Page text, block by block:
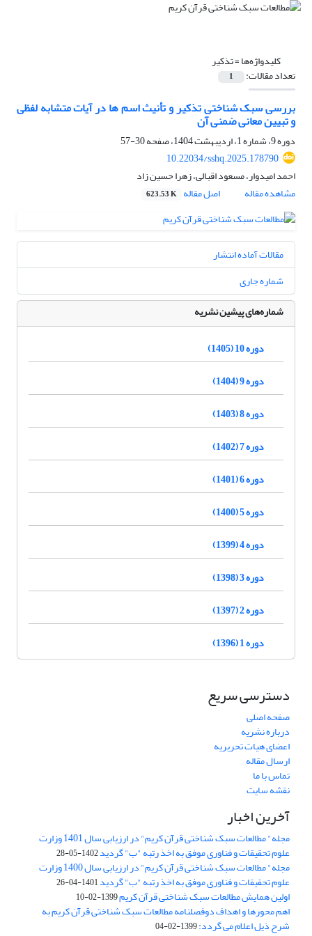
کلیدواژه‌ها =تذکیر
تعداد مقالات: 1
بررسی سبک شناختی تذکیر و تأنیث اسم ها در آیات متشابه لفظی
و تبیین معانی ضمنی آن
دوره 9، شماره 1، اردیبهشت 1404، صفحه
30-57
10.22034/sshq.2025.178790
احمد امیدوار، مسعود اقبالی، زهرا حسین زاد
مشاهده مقاله
اصل مقاله 623.53 K
مقالات آماده انتشار
شماره جاری
شماره‌های پیشین نشریه
دوره 10 (1405)
دوره 9 (1404)
دوره 8 (1403)
دوره 7 (1402)
دوره 6 (1401)
دوره 5 (1400)
دوره 4 (1399)
دوره 3 (1398)
دوره 2 (1397)
دوره 1 (1396)
دسترسی سریع
صفحه اصلی
درباره نشریه
اعضای هیات تحریریه
ارسال مقاله
تماس با ما
نقشه سایت
آخرین اخبار
مجله" مطالعات سبک شناختی قرآن کریم" در ارزیابی سال 1401 وزارت
علوم تحقیقات و فناوری موفق به اخذ رتبه "ب" گردید1402-05-28
مجله" مطالعات سبک شناختی قرآن کریم" در ارزیابی سال 1400 وزارت
علوم تحقیقات و فناوری موفق به اخذ رتبه "ب" گردید1401-04-26
اولین همایش مطالعات سبک شناختی قرآن کریم1399-02-10
اهم محورها و اهداف دوفصلنامه مطالعات سبک شناختی قرآن کریم به
شرح ذیل اعلام می گردد:1399-02-04